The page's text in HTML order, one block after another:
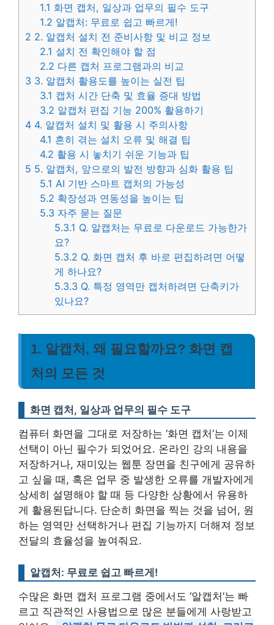
1.1 화면 캡처, 일상과 업무의 필수 도구
1.2 알캡처: 무료로 쉽고 빠르게!
2 2. 알캡처 설치 전 준비사항 및 비교 정보
2.1 설치 전 확인해야 할 점
2.2 다른 캡처 프로그램과의 비교
3 3. 알캡처 활용도를 높이는 실전 팁
3.1 캡처 시간 단축 및 효율 증대 방법
3.2 알캡처 편집 기능 200% 활용하기
4 4. 알캡처 설치 및 활용 시 주의사항
4.1 흔히 겪는 설치 오류 및 해결 팁
4.2 활용 시 놓치기 쉬운 기능과 팁
5 5. 알캡처, 앞으로의 발전 방향과 심화 활용 팁
5.1 AI 기반 스마트 캡처의 가능성
5.2 확장성과 연동성을 높이는 팁
5.3 자주 묻는 질문
5.3.1 Q. 알캡처는 무료로 다운로드 가능한가
요?
5.3.2 Q. 화면 캡처 후 바로 편집하려면 어떻
게 하나요?
5.3.3 Q. 특정 영역만 캡처하려면 단축키가
있나요?
1. 알캡처, 왜 필요할까요? 화면 캡
처의 모든 것
화면 캡처, 일상과 업무의 필수 도구
컴퓨터 화면을 그대로 저장하는 ‘화면 캡처’는 이제
선택이 아닌 필수가 되었어요. 온라인 강의 내용을
저장하거나, 재미있는 웹툰 장면을 친구에게 공유하
고 싶을 때, 혹은 업무 중 발생한 오류를 개발자에게
상세히 설명해야 할 때 등 다양한 상황에서 유용하
게 활용된답니다. 단순히 화면을 찍는 것을 넘어, 원
하는 영역만 선택하거나 편집 기능까지 더해져 정보
전달의 효율성을 높여줘요.
알캡처: 무료로 쉽고 빠르게!
수많은 화면 캡처 프로그램 중에서도 ‘알캡처’는 빠
르고 직관적인 사용법으로 많은 분들에게 사랑받고